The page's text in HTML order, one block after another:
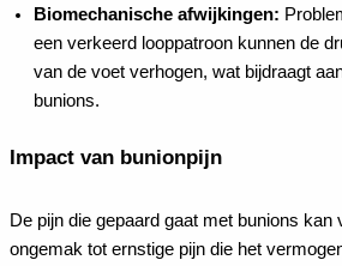
Biomechanische afwijkingen:
een verkeerd looppatroon kunnen de
van de voet verhogen, wat bijdraagt
bunions.
Impact van bunionpijn
De pijn die gepaard gaat met bunions kan
ongemak tot ernstige pijn die het